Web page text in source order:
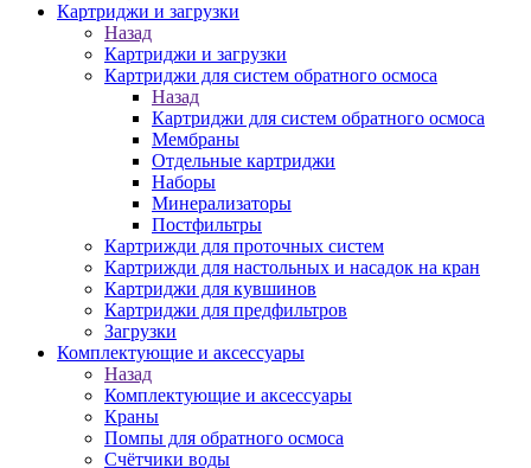
Картриджи и загрузки
Назад
Картриджи и загрузки
Картриджи для систем обратного осмоса
Назад
Картриджи для систем обратного осмоса
Мембраны
Отдельные картриджи
Наборы
Минерализаторы
Постфильтры
Картрижди для проточных систем
Картрижди для настольных и насадок на кран
Картриджи для кувшинов
Картриджи для предфильтров
Загрузки
Комплектующие и аксессуары
Назад
Комплектующие и аксессуары
Краны
Помпы для обратного осмоса
Счётчики воды